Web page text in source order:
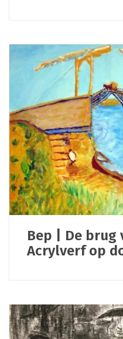
Bep | De brug
Acrylverf op